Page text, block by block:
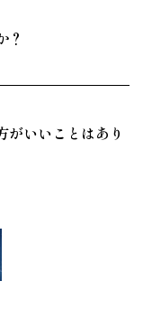
？
いいことはあり